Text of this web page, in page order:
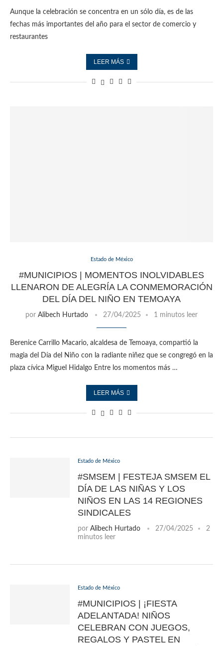
Aunque la celebración se concentra en un sólo día, es de las
fechas más importantes del año para el sector de comercio y
restaurantes
LEER MÁS
Estado de México
#MUNICIPIOS | MOMENTOS INOLVIDABLES
LLENARON DE ALEGRÍA LA CONMEMORACIÓN
DEL DÍA DEL NIÑO EN TEMOAYA
por Alibech Hurtado 27/04/2025 1 minutos leer
Berenice Carrillo Macario, alcaldesa de Temoaya, compartió la
magia del Día del Niño con la radiante niñez que se congregó en la
plaza cívica Miguel Hidalgo Entre los momentos más …
LEER MÁS
Estado de México
#SMSEM | FESTEJA SMSEM EL
DÍA DE LAS NIÑAS Y LOS
NIÑOS EN LAS 14 REGIONES
SINDICALES
por Alibech Hurtado 27/04/2025
2
minutos leer
Estado de México
#MUNICIPIOS | ¡FIESTA
ADELANTADA! NIÑOS
CELEBRAN CON JUEGOS,
REGALOS Y PASTEL EN